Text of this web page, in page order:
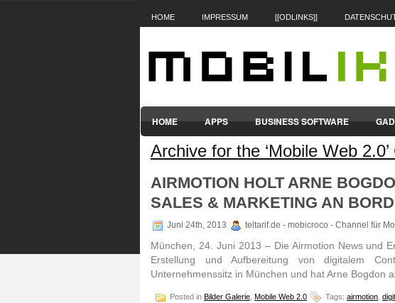
HOME IMPRESSUM [[ODLINKS]]
HOME APPS BUSINESS SOFTWARE
SMARTPHONES & HANDYS TABLET-PCS
Archive for the ‘Mobile Web
AIRMOTION HOLT ARNE
SALES & MARKETING AN BORD
Juni 24th, 2013 teltarif.de - mobicroco - Channel für
München, 24. Juni 2013 – Die Airmotion News und
Erstellung und Aufbereitung von digitalem
Unternehmenssitz in München und hat Arne Bogdon
Posted in Bilder Galerie Mobile Web 2.0 Tags: airmotion